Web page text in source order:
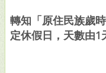
轉知「原住民族歲
定休假日，天數由1